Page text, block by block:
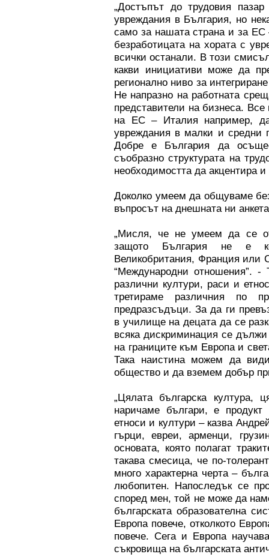
„Достъпът до трудовия
увреждания в България, но
само за нашата страна и за
безработицата на хората с
всички останали. В този
какви инициативи може да
регионално ниво за
Не напразно на работната
представители на бизнеса. Все
на ЕС – Италия например,
увреждания в малки и средни
Добре е България да
съобразно структурата на
необходимостта да акцентира
Доколко умеем да общуваме
въпросът на днешната ни
„Мисля, че не умеем да се
защото България не е
Великобритания, Франция
“Международни отношения”. -
различни култури, раси и
третираме различния
предразсъдъци. За да ги
в училище на децата да се
всяка дискриминация се
на границите към Европа и
Така наистина можем да
общество и да вземем добър
„Цялата българска култура,
наричаме българи, е
етноси и култури – казва
гърци, евреи, арменци,
основата, която полагат
такава смесица, че по-
много характерна черта –
любопитен. Напоследък се
според мен, той не може да
българската образователна
Европа повече, отколкото
повече. Сега и Европа
съкровища на българската